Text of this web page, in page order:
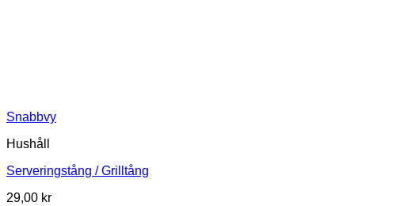
Snabbvy
Hushåll
Serveringstång / Grilltång
29,00 kr